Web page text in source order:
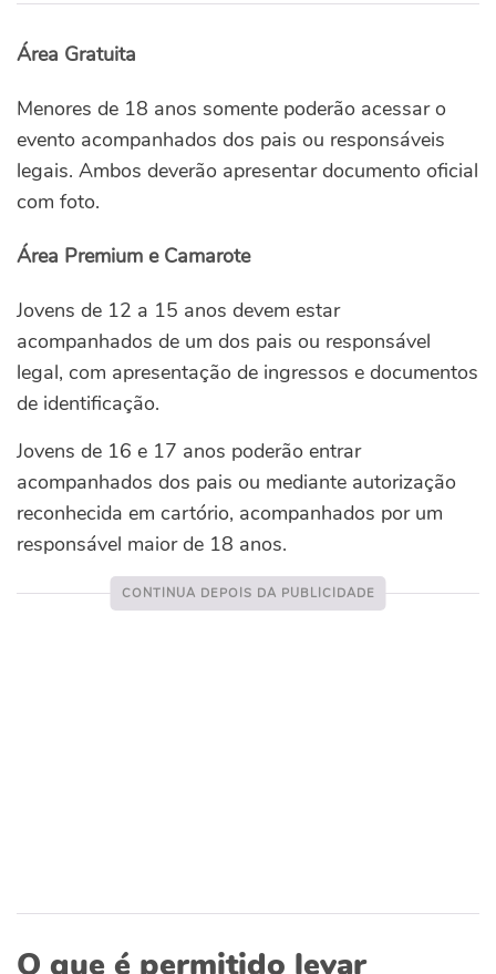
Área Gratuita
Menores de 18 anos somente poderão acessar o
evento acompanhados dos pais ou responsáveis
legais. Ambos deverão apresentar documento oficial
com foto.
Área Premium e Camarote
Jovens de 12 a 15 anos devem estar
acompanhados de um dos pais ou responsável
legal, com apresentação de ingressos e documentos
de identificação.
Jovens de 16 e 17 anos poderão entrar
acompanhados dos pais ou mediante autorização
reconhecida em cartório, acompanhados por um
responsável maior de 18 anos.
O que é permitido levar